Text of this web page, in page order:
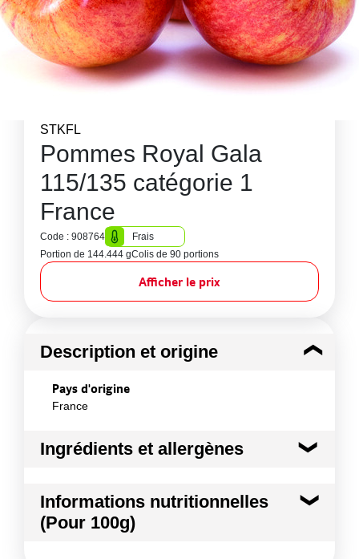
STKFL
Pommes Royal Gala
115/135 catégorie 1
France
Code : 908764
Frais
Portion de 144.444 gColis de 90 portions
Afficher le prix
Description et origine
Pays d'origine
France
Ingrédients et allergènes
Pomme royal gala
Conformément aux informations transmises
Informations nutritionnelles
(Pour 100g)